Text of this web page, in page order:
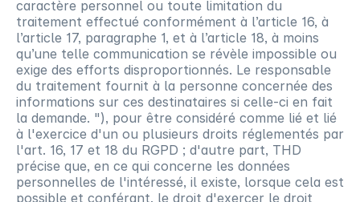
caractère personnel ou toute limitation du
traitement effectué conformément à l’article 16, à
l’article 17, paragraphe 1, et à l’article 18, à moins
qu’une telle communication se révèle impossible ou
exige des efforts disproportionnés. Le responsable
du traitement fournit à la personne concernée des
informations sur ces destinataires si celle-ci en fait
la demande. "), pour être considéré comme lié et lié
à l'exercice d'un ou plusieurs droits réglementés par
l'art. 16, 17 et 18 du RGPD ; d'autre part, THD
précise que, en ce qui concerne les données
personnelles de l'intéressé, il existe, lorsque cela est
possible et conférant, le droit d'exercer le droit